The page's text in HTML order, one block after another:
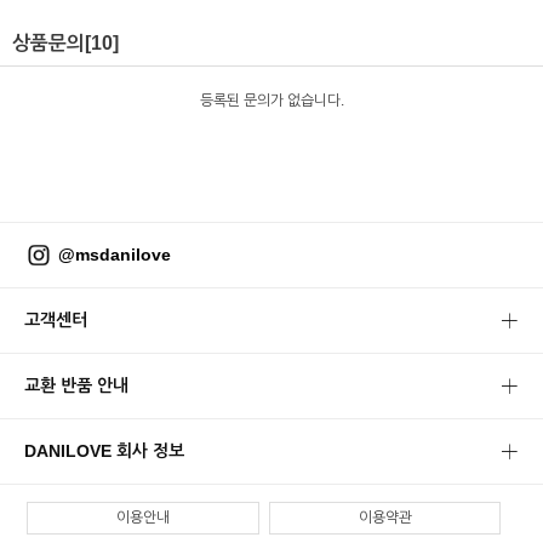
상품문의 [10]
등록된 문의가 없습니다.
@msdanilove
고객센터
교환 반품 안내
DANILOVE 회사 정보
이용안내 이용약관